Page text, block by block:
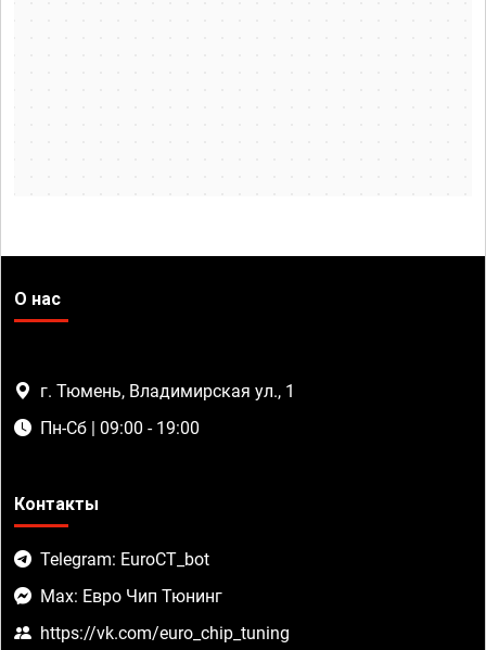
О нас
г. Тюмень, Владимирская ул., 1
Пн-Сб | 09:00 - 19:00
Контакты
Telegram: EuroCT_bot
Max: Евро Чип Тюнинг
https://vk.com/euro_chip_tuning